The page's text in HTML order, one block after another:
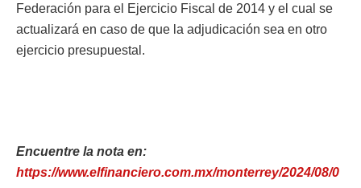
Federación para el Ejercicio Fiscal de 2014 y el cual se
actualizará en caso de que la adjudicación sea en otro
ejercicio presupuestal.
Encuentre la nota en:
https://www.elfinanciero.com.mx/monterrey/2024/08/0